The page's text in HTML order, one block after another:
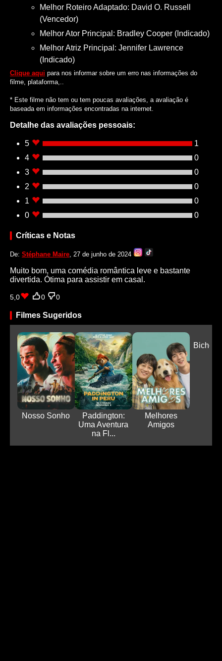
Melhor Roteiro Adaptado: David O. Russell
(Vencedor)
Melhor Ator Principal: Bradley Cooper (Indicado)
Melhor Atriz Principal: Jennifer Lawrence
(Indicado)
Clique aqui para nos informar sobre um erro nas informações do
filme, plataforma,..
* Este filme não tem ou tem poucas avaliações, a avaliação é
baseada em informações encontradas na internet.
Detalhe das avaliações pessoais:
5
1
4
0
3
0
2
0
1
0
0
0
Críticas e Notas
De: Stéphane Maire , 27 de junho de 2024
Muito bom, uma comédia romântica leve e bastante
divertida. Ótima para assistir em casal.
5,0 0 0
Filmes Sugeridos
Nosso Sonho
Paddington:
Uma Aventura
na Fl...
Melhores
Amigos
Bicho